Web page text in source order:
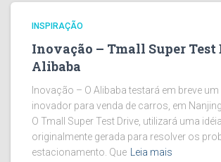
INSPIRAÇÃO
Inovação – Tmall Super Test
Alibaba
Inovação – O Alibaba testará em breve
inovador para venda de carros, em
O Tmall Super Test Drive, utilizará uma idéia
originalmente gerada para resolver os
estacionamento. Que
Leia mais